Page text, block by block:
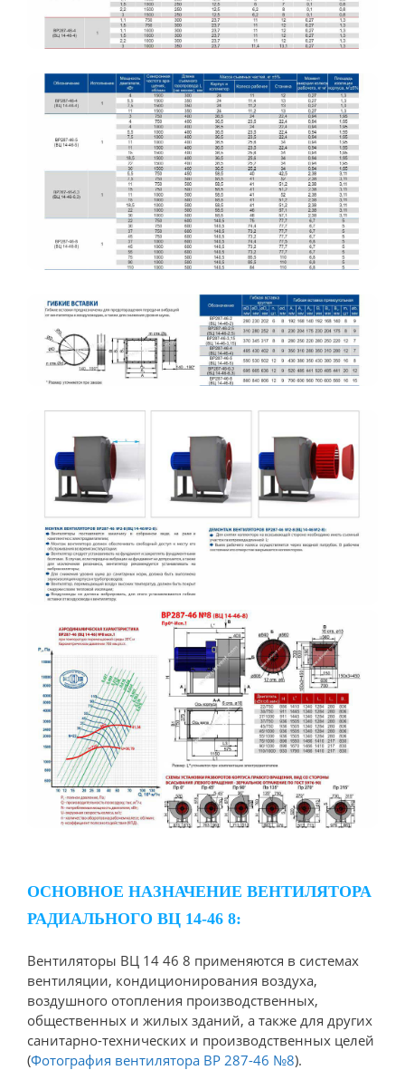
ОСНОВНОЕ НАЗНАЧЕНИЕ ВЕНТИЛЯТОРА
РАДИАЛЬНОГО ВЦ 14-46 8:
Вентиляторы ВЦ 14 46 8 применяются в системах
вентиляции, кондиционирования воздуха,
воздушного отопления производственных,
общественных и жилых зданий, а также для других
санитарно-технических и производственных целей
(Фотография вентилятора ВР 287-46 №8).